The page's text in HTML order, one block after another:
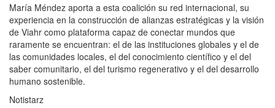
María Méndez aporta a esta coalición su red internacional, su
experiencia en la construcción de alianzas estratégicas y la visión
de Viahr como plataforma capaz de conectar mundos que
raramente se encuentran: el de las instituciones globales y el de
las comunidades locales, el del conocimiento científico y el del
saber comunitario, el del turismo regenerativo y el del desarrollo
humano sostenible.
Notistarz